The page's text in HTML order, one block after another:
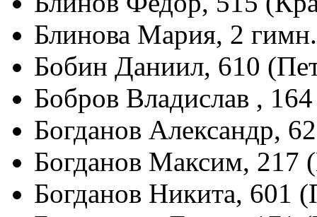
Блинова Мария, 2
Бобин Даниил, 610
Бобров Владислав ,
Богданов Александр,
Богданов Максим, 217
Богданов Никита, 601